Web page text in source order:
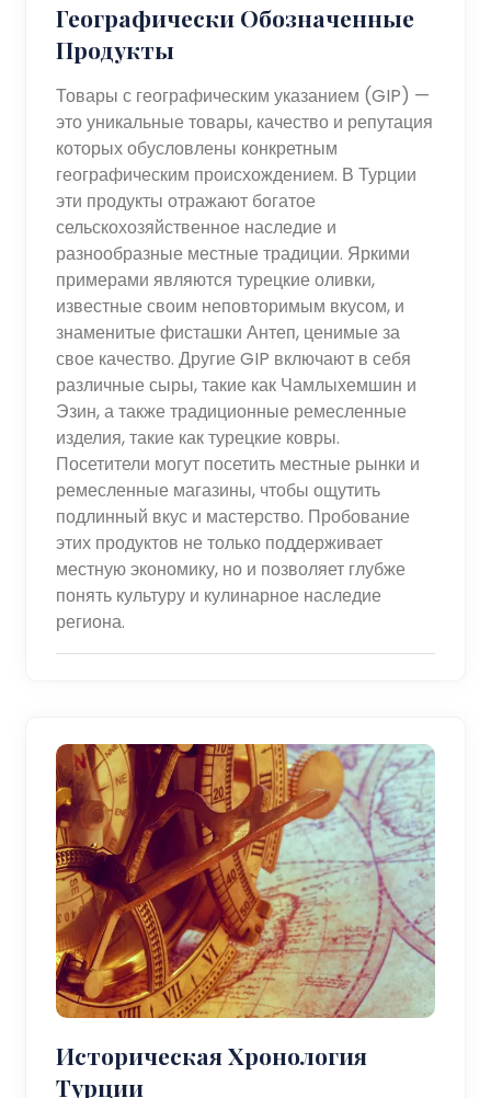
Географически Обозначенные
Продукты
Товары с географическим указанием (GIP) —
это уникальные товары, качество и репутация
которых обусловлены конкретным
географическим происхождением. В Турции
эти продукты отражают богатое
сельскохозяйственное наследие и
разнообразные местные традиции. Яркими
примерами являются турецкие оливки,
известные своим неповторимым вкусом, и
знаменитые фисташки Антеп, ценимые за
свое качество. Другие GIP включают в себя
различные сыры, такие как Чамлыхемшин и
Эзин, а также традиционные ремесленные
изделия, такие как турецкие ковры.
Посетители могут посетить местные рынки и
ремесленные магазины, чтобы ощутить
подлинный вкус и мастерство. Пробование
этих продуктов не только поддерживает
местную экономику, но и позволяет глубже
понять культуру и кулинарное наследие
региона.
Историческая Хронология
Турции